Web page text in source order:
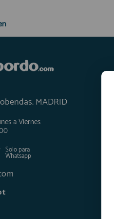
Viernes
para
MADRID
a Viernes
Solo para
Whatsapp